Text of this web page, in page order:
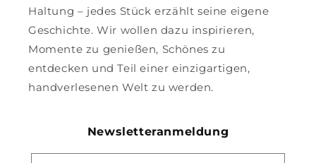
Haltung – jedes Stück erzählt seine eigene
Geschichte. Wir wollen dazu inspirieren,
Momente zu genießen, Schönes zu
entdecken und Teil einer einzigartigen,
handverlesenen Welt zu werden.
Newsletteranmeldung